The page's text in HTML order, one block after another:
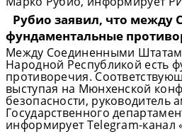
Рубио заявил, что между
фундаментальные
Между Соединенными
Народной Республикой есть
противоречия.
выступая на Мюнхенской
безопасности, руководитель
Государственного
информирует Telegram-канал